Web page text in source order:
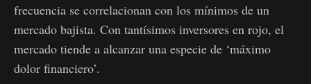
frecuencia se correlacionan con los mínimos de un
mercado bajista. Con tantísimos inversores en rojo, el
mercado tiende a alcanzar una especie de ‘máximo
dolor financiero’.